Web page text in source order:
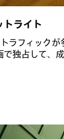
トライト
ラフィックが
で独占して、